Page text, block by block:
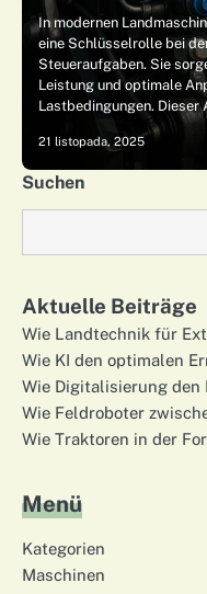
In modernen
eine Schlüsselrolle bei
Steueraufgaben. Sie
Leistung und optimale
Lastbedingungen.
21 listopada, 2025
Suchen
Aktuelle Beiträge
Wie Landtechnik für
Wie KI den optimalen
Wie Digitalisierung den
Wie Feldroboter
Wie Traktoren in der
Menü
Kategorien
Maschinen